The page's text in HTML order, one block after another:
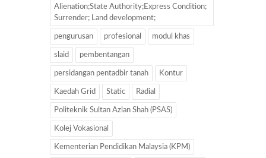
Alienation;State Authority;Express Condition;
Surrender; Land development;
pengurusan profesional modul khas
slaid pembentangan
persidangan pentadbir tanah Kontur
Kaedah Grid Static Radial
Politeknik Sultan Azlan Shah (PSAS)
Kolej Vokasional
Kementerian Pendidikan Malaysia (KPM)